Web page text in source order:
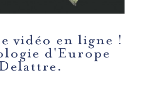
vidéo en ligne !
d'Europe